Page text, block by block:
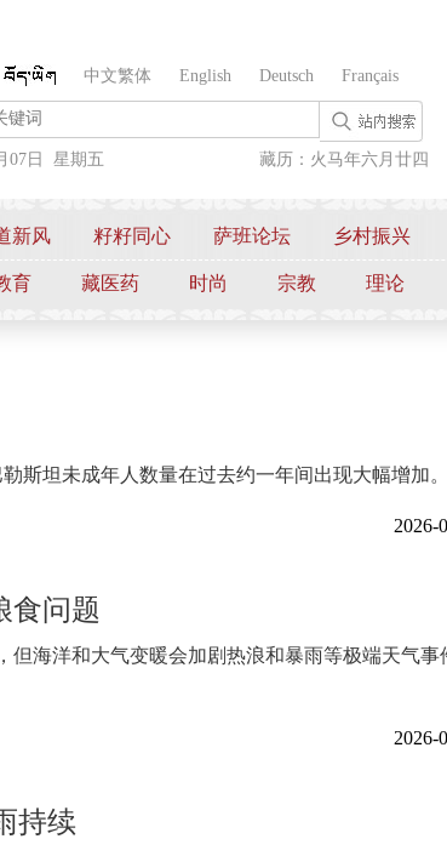
中文繁体 English Deutsch Français
07日 星期五 藏历：火马年六月廿四
新风 籽籽同心 萨班论坛 乡村振兴
育 藏医药 时尚 宗教 理论
斯坦未成年人数量在过去约一年间出现大幅增加。
2026-
食问题
海洋和大气变暖会加剧热浪和暴雨等极端天气事
2026-
持续